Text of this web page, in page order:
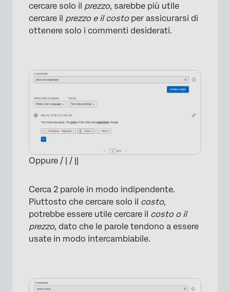
cercare solo il prezzo, sarebbe più utile
cercare il prezzo e il costoper assicurarsi di
ottenere solo i commenti desiderati.
Oppure / | / ||
Cerca 2 parole in modo indipendente.
Piuttosto che cercare solo il costo,
potrebbe essere utile cercare il costo o il
prezzo, dato che le parole tendono a essere
usate in modo intercambiabile.